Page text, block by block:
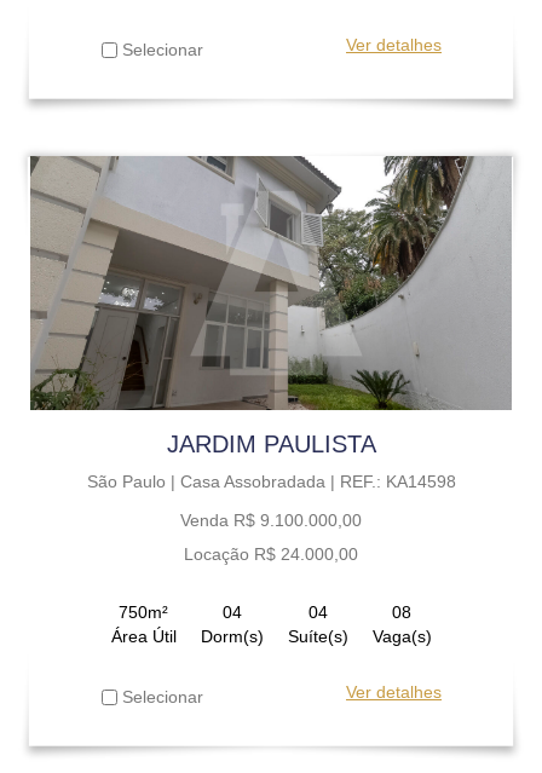
Selecionar Ver detalhes
JARDIM PAULISTA
São Paulo | Casa Assobradada | REF.: KA14598
Venda R$ 9.100.000,00
Locação R$ 24.000,00
750m²
Área Útil
04
Dorm(s)
04
Suíte(s)
08
Vaga(s)
Selecionar Ver detalhes